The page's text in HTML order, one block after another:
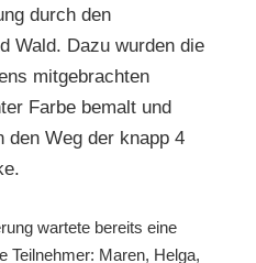
durch den
Wald. Dazu wurden die
mitgebrachten
Farbe bemalt und
den Weg der knapp 4
wartete bereits eine
Teilnehmer: Maren, Helga,